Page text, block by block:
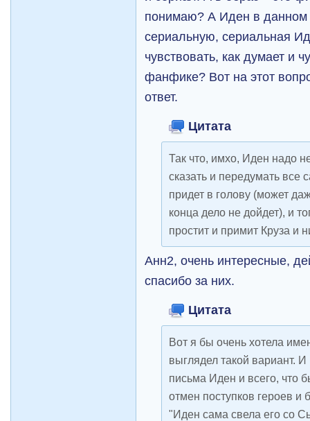
понимаю? А Иден в
сериальную, сериальная
чувствовать, как думает и
фанфике? Вот на этот
ответ.
Цитата
Так что, имхо, Иден надо
сказать и передумать все
придет в голову (может
конца дело не дойдет), и
простит и примит Круза и
Анн2, очень интересные,
спасибо за них.
Цитата
Вот я бы очень хотела
выглядел такой вариант.
письма Иден и всего, что
отмен поступков героев
"Иден сама свела его со